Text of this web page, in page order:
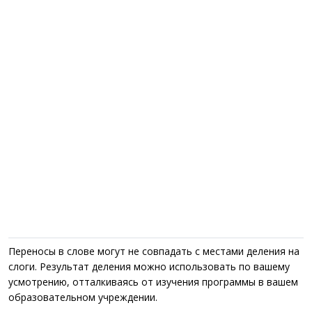
Переносы в слове могут не совпадать с местами деления на
слоги. Результат деления можно использовать по вашему
усмотрению, отталкиваясь от изучения программы в вашем
образовательном учреждении.